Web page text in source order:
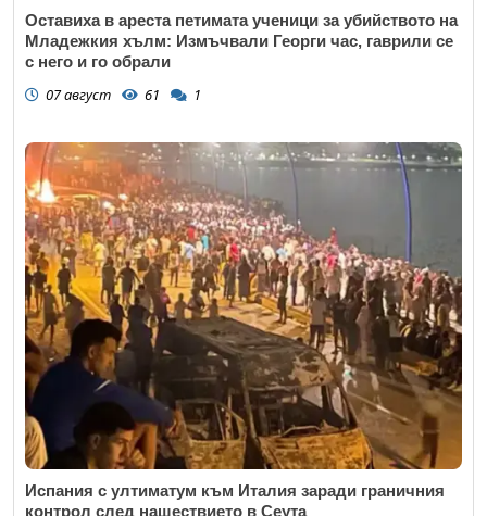
Оставиха в ареста петимата ученици за убийството на
Младежкия хълм: Измъчвали Георги час, гаврили се
с него и го обрали
07 август 61 1
Испания с ултиматум към Италия заради граничния
контрол след нашествието в Сеута